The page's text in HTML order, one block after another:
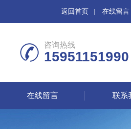
返回首页 | 在线留言
咨询热线
15951151990
在线留言 联系